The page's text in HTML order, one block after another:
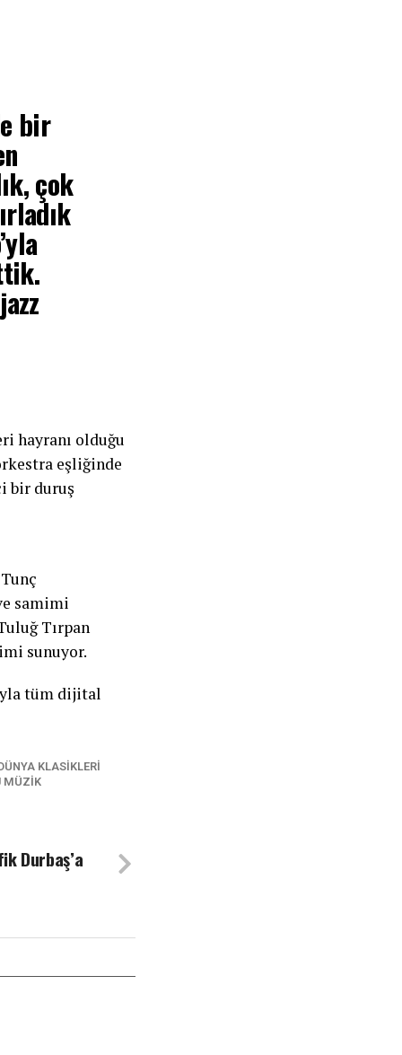
bir
çok
’yla
hayranı olduğu
eşliğinde
bir duruş
samimi
Tırpan
sunuyor.
tüm dijital
KLASIKLERI
MÜZIK
Durbaş’a